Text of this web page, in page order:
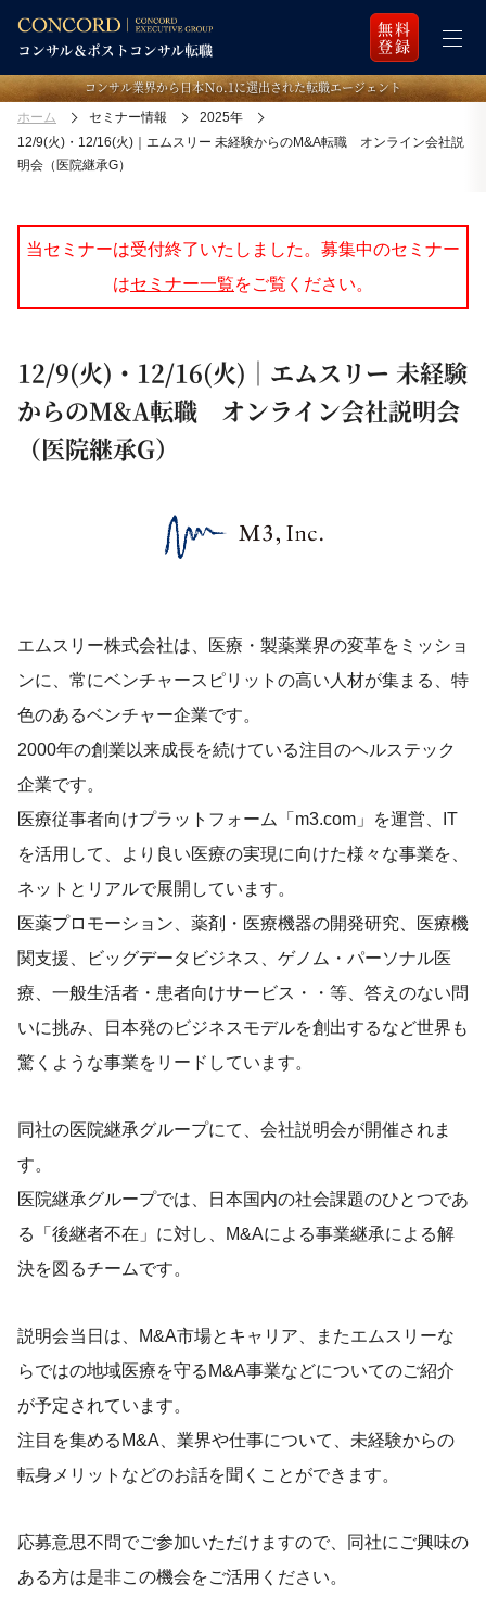
無料
登録
コンサル業界から日本Ｎo.1に選出された転職エージェント
ホーム セミナー情報
2025年
12/9(火)・12/16(火)｜エムスリー 未経験からのM&A転職 オンライン会社説
明会（医院継承G）
当セミナーは受付終了いたしました。募集中のセミナー
はセミナー一覧をご覧ください。
12/9(火)・12/16(火)｜エムスリー 未経験
からのM&A転職 オンライン会社説明会
（医院継承G）
エムスリー株式会社は、医療・製薬業界の変革をミッショ
ンに、常にベンチャースピリットの高い人材が集まる、特
色のあるベンチャー企業です。
2000年の創業以来成長を続けている注目のヘルステック
企業です。
医療従事者向けプラットフォーム「m3.com」を運営、IT
を活用して、より良い医療の実現に向けた様々な事業を、
ネットとリアルで展開しています。
医薬プロモーション、薬剤・医療機器の開発研究、医療機
関支援、ビッグデータビジネス、ゲノム・パーソナル医
療、一般生活者・患者向けサービス・・等、答えのない問
いに挑み、日本発のビジネスモデルを創出するなど世界も
驚くような事業をリードしています。
同社の医院継承グループにて、会社説明会が開催されま
す。
医院継承グループでは、日本国内の社会課題のひとつであ
る「後継者不在」に対し、M&Aによる事業継承による解
決を図るチームです。
説明会当日は、M&A市場とキャリア、またエムスリーな
らではの地域医療を守るM&A事業などについてのご紹介
が予定されています。
注目を集めるM&A、業界や仕事について、未経験からの
転身メリットなどのお話を聞くことができます。
応募意思不問でご参加いただけますので、同社にご興味の
ある方は是非この機会をご活用ください。